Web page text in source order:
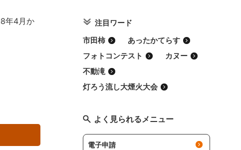
年4月か
注目ワード
市田柿
あったかてらす
フォトコンテスト
カヌー
不動滝
灯ろう流し大煙火大会
よく見られるメニュー
電子申請